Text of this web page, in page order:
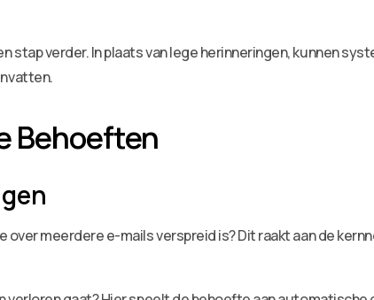
verder. In plaats van lege herinneringen, kunnen
Behoeften
meerdere e-mails verspreid is? Dit raakt aan de